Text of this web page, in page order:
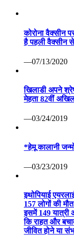
कोरोना वैक्सीन
है पहली वैक्सीन
—07/13/2020
खिलाडी अपने
मेहता 82वीं अखिल
—03/24/2019
*हेमू कालानी
—03/23/2019
इथोपियाई
157 लोगों की
इसमें 149
कि राहत और
जीवित होने या